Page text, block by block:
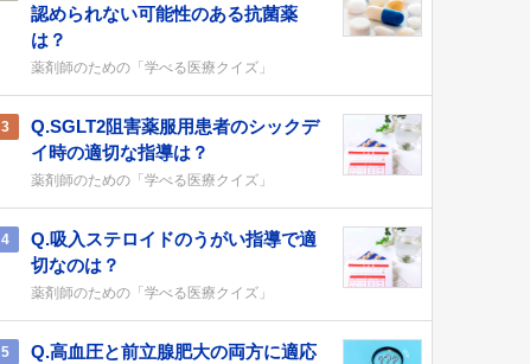
認められない可能性のある抗菌薬
は？
薬剤師のための「学べる医療クイズ」
3
Q.SGLT2阻害薬服用患者のシックデ
イ時の適切な指導は？
薬剤師のための「学べる医療クイズ」
4
Q.吸入ステロイドのうがい指導で適
切なのは？
薬剤師のための「学べる医療クイズ」
5
Q.高血圧と前立腺肥大の両方に適応